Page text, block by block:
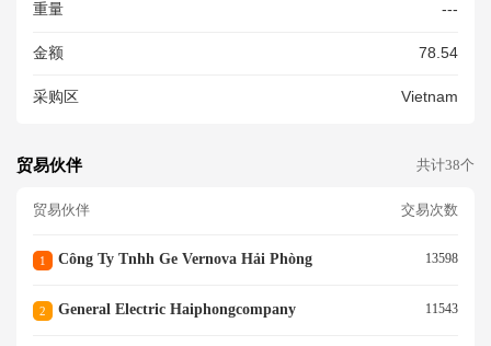
Hàng Mới 100%
重量 ---
金额 78.54
采购区 Vietnam
贸易伙伴 共计38个
贸易伙伴 交易次数
1 Công Ty Tnhh Ge Vernova Hải Phòng 13598
2 General Electric Haiphongcompany 11543